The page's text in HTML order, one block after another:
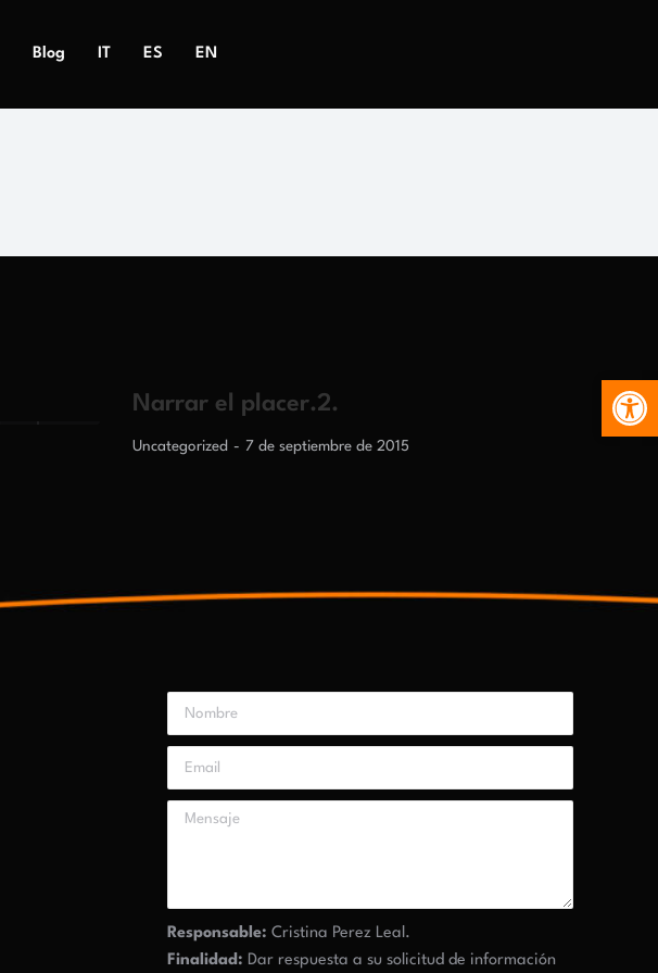
Blog IT ES EN
Narrar el placer.2.
Uncategorized 7 de septiembre de 2015
Responsable: Cristina Perez Leal.
Finalidad: Dar respuesta a su solicitud de información